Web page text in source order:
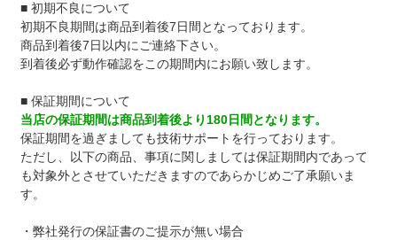
■ 初期不良について
初期不良期間は商品到着後7日間となっております。
商品到着後7日以内にご連絡下さい。
到着後必ず動作確認をこの期間内にお願い致します。
■ 保証期間について
当店の保証期間は商品到着後より180日間となります。
保証期間を過ぎましても技術サポートを行っております。
ただし、以下の商品、事項に関しましては保証期間内であって
も対象外とさせていただきますのであらかじめご了承願いま
す。
・弊社発行の保証書のご提示が無い場合